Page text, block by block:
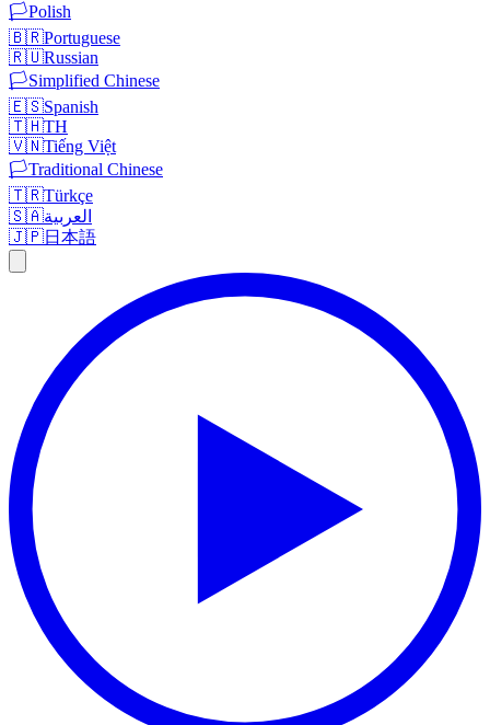
🏳️Polish
🇧🇷Portuguese
🇷🇺Russian
🏳️Simplified Chinese
🇪🇸Spanish
🇹🇭TH
🇻🇳Tiếng Việt
🏳️Traditional Chinese
🇹🇷Türkçe
🇸🇦العربية
🇯🇵日本語